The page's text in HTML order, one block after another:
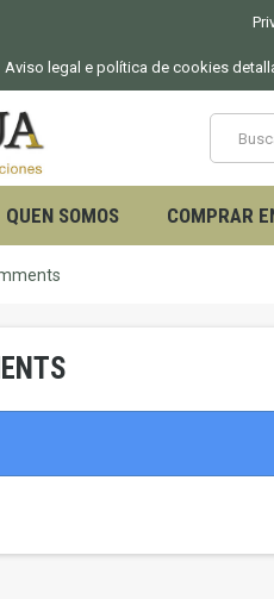
Aviso legal e política de cookies
QUEN SOMOS COMPRAR